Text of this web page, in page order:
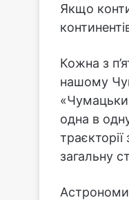
Якщо
Кожна з
нашому
одна в
загальну
Астрономи